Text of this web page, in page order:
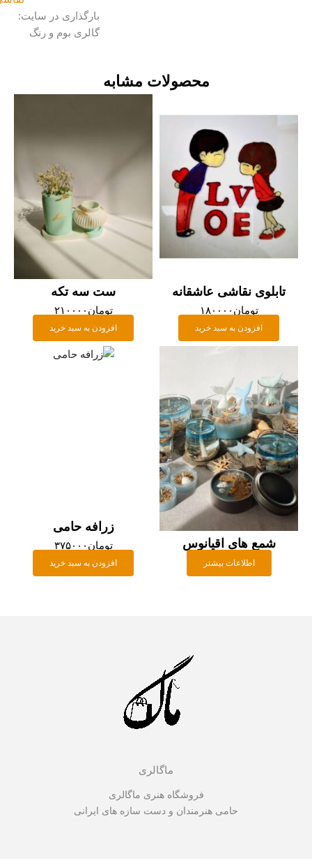
بارگذاری در سایت:
گالری بوم و رنگ
محصولات مشابه
تابلوی نقاشی عاشقانه
تومان۱۸۰۰۰۰
افزودن به سبد خرید
ست سه تکه
تومان۲۱۰۰۰۰
افزودن به سبد خرید
شمع های اقیانوس
اطلاعات بیشتر
زرافه حامی
تومان۳۷۵۰۰۰
افزودن به سبد خرید
ماگالری
فروشگاه هنری ماگالری
حامی هنرمندان و دست سازه های ایرانی